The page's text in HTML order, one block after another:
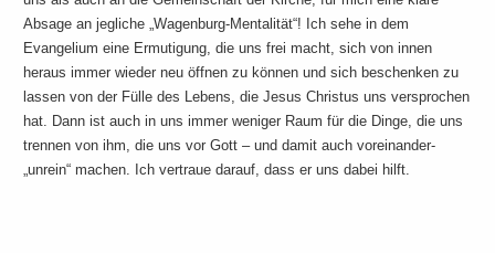
Absage an jegliche „Wagenburg-Mentalität“! Ich sehe in dem
Evangelium eine Ermutigung, die uns frei macht, sich von innen
heraus immer wieder neu öffnen zu können und sich beschenken zu
lassen von der Fülle des Lebens, die Jesus Christus uns versprochen
hat. Dann ist auch in uns immer weniger Raum für die Dinge, die uns
trennen von ihm, die uns vor Gott – und damit auch voreinander-
„unrein“ machen. Ich vertraue darauf, dass er uns dabei hilft.